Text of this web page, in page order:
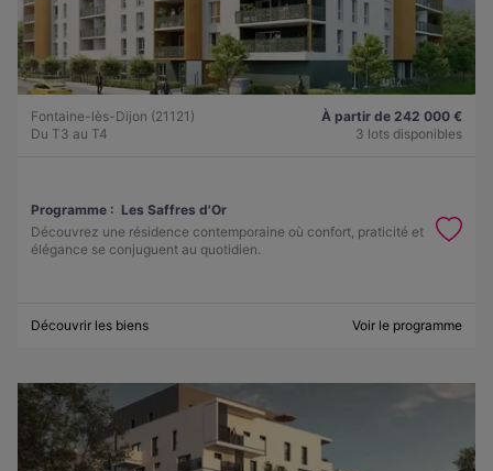
Fontaine-lès-Dijon (21121)
Du T3 au T4
À partir de 242 000 €
3 lots disponibles
Programme : Les Saffres d'Or
Découvrez une résidence contemporaine où confort, praticité et
élégance se conjuguent au quotidien.
Découvrir les biens Voir le programme